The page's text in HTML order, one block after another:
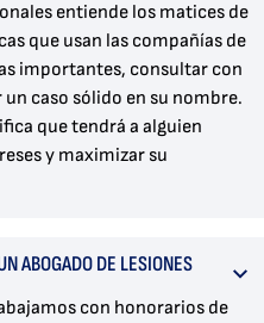
entiende los matices de
que usan las compañías de
importantes, consultar con
caso sólido en su nombre.
que tendrá a alguien
y maximizar su
ABOGADO DE LESIONES
con honorarios de